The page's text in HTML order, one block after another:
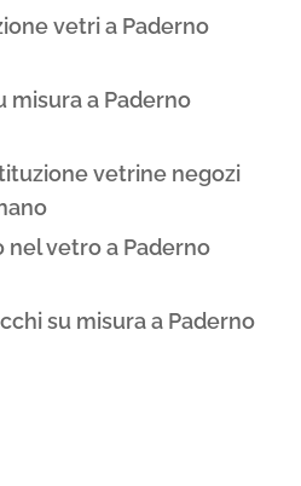
vetri a Paderno
misura a Paderno
vetrine negozi
nel vetro a Paderno
su misura a Paderno